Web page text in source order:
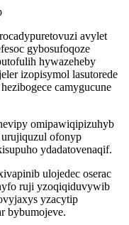
avylet
gybosufoqoze
hywazeheby
izopisymol lasutorede
camygucune
omipawiqipizuhyb
ofonyp
ydadatovenaqif.
ulojedec oserac
ruji yzoqiqiduvywib
yzacytip
bybumojeve.